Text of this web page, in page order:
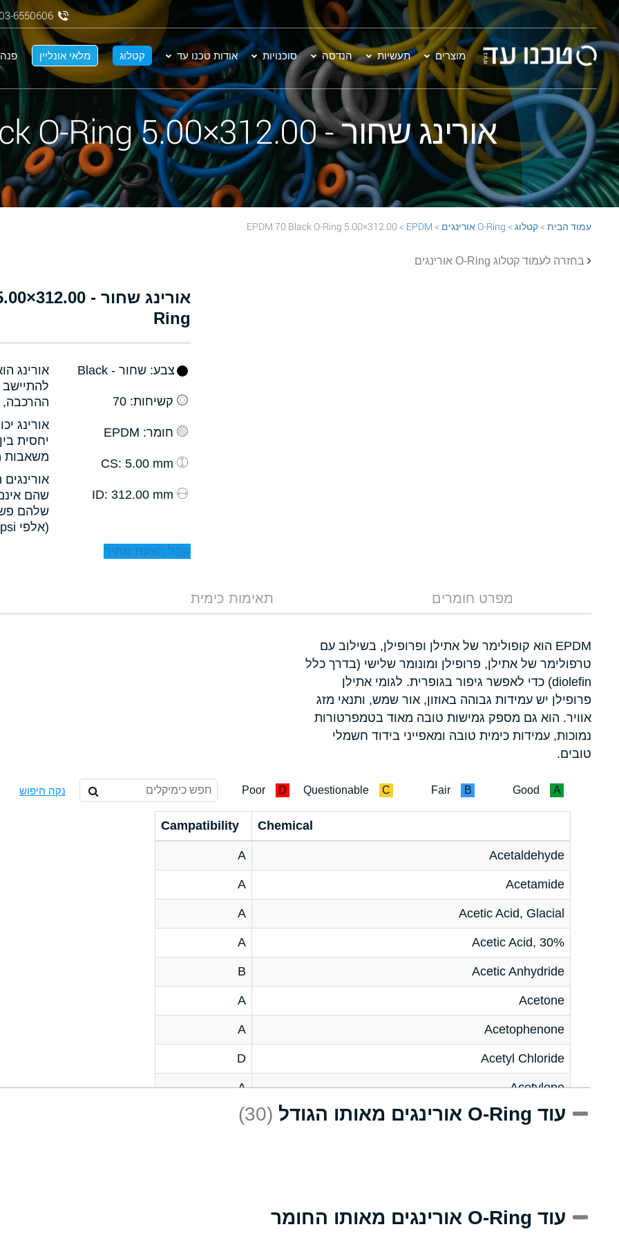
מוצרים תעשיות הנדסה סוכנויות אודות טכנו עד קטלוג מלאי אונליין פנה
03-6550606
אורינג שחור - 312.00×5.00 EPDM 70 Black O-Ring
עמוד הבית >קטלוג > O-Ring אורינגים >
EPDM
> 312.00×5.00 EPDM 70 Black O-Ring
בחזרה לעמוד קטלוג O-Ring אורינגים
Ring
אורינג
להתיישב
ההרכבה,
אורינג
יחסית
משאבות
שהם
שלהם
(אלפי psi).
צבע: שחור - Black
קשיחות: 70
חומר: EPDM
: 5.00 mm
: 312.00 mm
קבל הצעת מחיר
מפרט חומרים תאימות כימית
EPDM הוא קופולימר של אתילן ופרופילן, בשילוב עם
טרפולימר של אתילן, פרופילן ומונומר שלישי (בדרך כלל
diolefin) כדי לאפשר גיפור בגופרית. לגומי אתילן
פרופילן יש עמידות גבוהה באוזון, אור שמש, ותנאי מזג
אוויר. הוא גם מספק גמישות טובה מאוד בטמפרטורות
נמוכות, עמידות כימית טובה ומאפייני בידוד חשמלי
טובים.
A
Good
B
Fair
C
Questionable
D
Poor נקה חיפוש
Chemical
Campatibility
Acetaldehyde
A
Acetamide
A
Acetic Acid, Glacial
A
Acetic Acid, 30%
A
Acetic Anhydride
B
Acetone
A
Acetophenone
A
Acetyl Chloride
D
Acetylene
A
Acrlylonitrile
D
Aluminum Acetate (Aqueous)
עוד O-Ring אורינגים מאותו הגודל (30)
עוד O-Ring אורינגים מאותו החומר